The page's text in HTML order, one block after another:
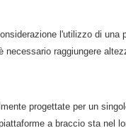
l'utilizzo di
raggiungere
progettate per un
a braccio sta nel